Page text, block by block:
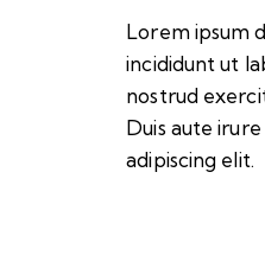
Lorem ipsum
incididunt ut
nostrud
Duis aute
adipiscing elit.